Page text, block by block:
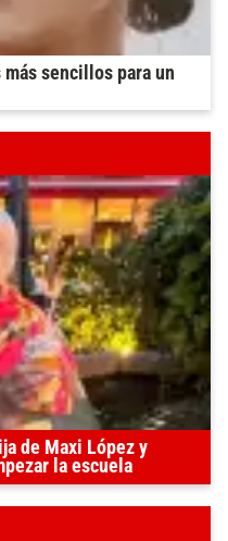
sencillos para un
de Maxi López y
la escuela